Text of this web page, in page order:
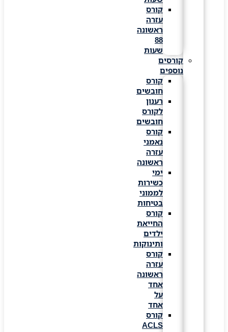
קורס
עזרה
ראשונה
שעות
קורסים
נוספים
קורס
חובשים
רענון
לקורס
חובשים
קורס
נאמני
עזרה
ראשונה
ימי
כשירות
לממוני
בטיחות
קורס
החייאת
ילדים
ותינוקות
קורס
עזרה
ראשונה
קורס
ACLS